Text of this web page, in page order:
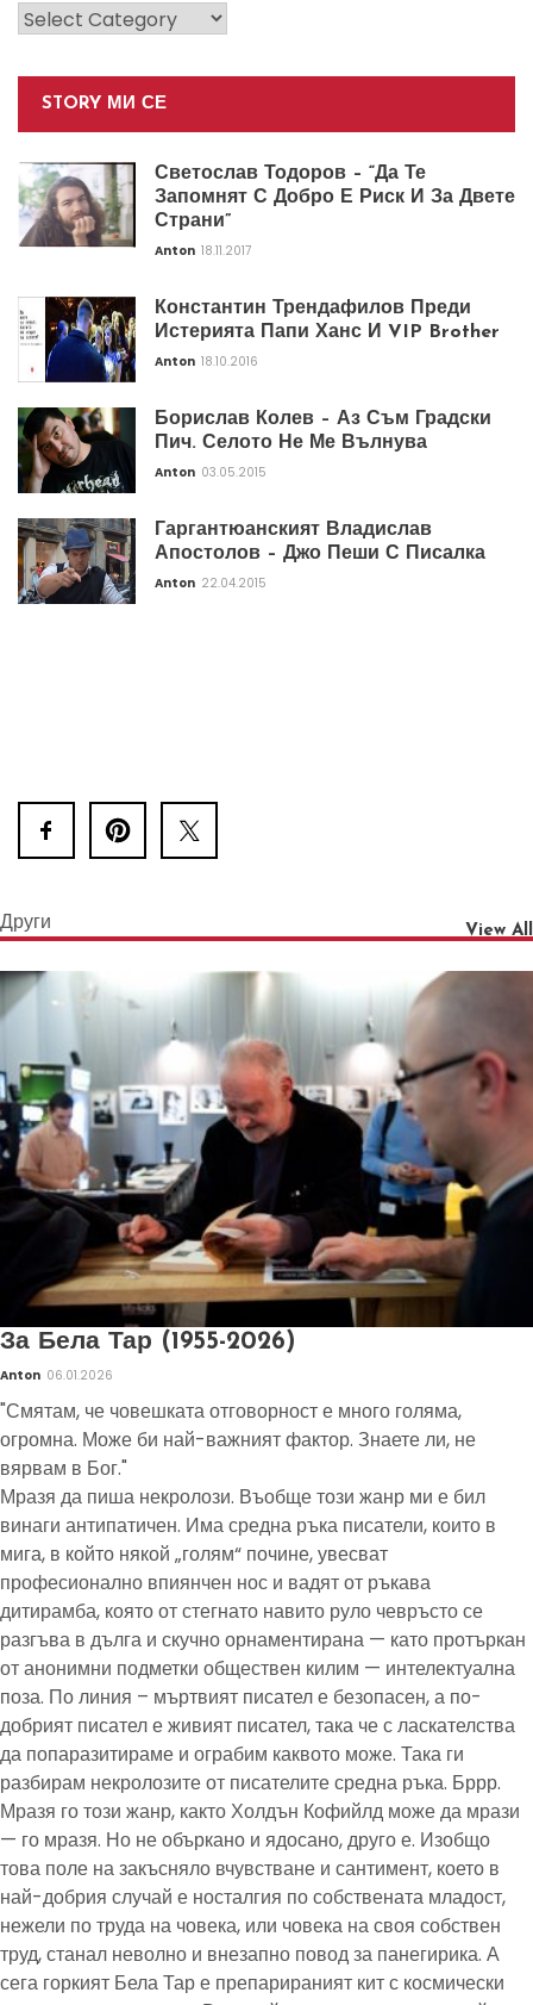
Категории
STORY МИ СЕ
Светослав Тодоров – “Да Те
Запомнят С Добро Е Риск И За Двете
Страни”
Anton 18.11.2017
Константин Трендафилов Преди
Истерията Папи Ханс И VIP Brother
Anton 18.10.2016
Борислав Колев – Аз Съм Градски
Пич. Селото Не Ме Вълнува
Anton 03.05.2015
Гаргантюанският Владислав
Апостолов – Джо Пеши С Писалка
Anton 22.04.2015
Други View All
За Бела Тар (1955-2026)
Anton 06.01.2026
"Смятам, че човешката отговорност е много голяма,
огромна. Може би най-важният фактор. Знаете ли, не
вярвам в Бог."
Мразя да пиша некролози. Въобще този жанр ми е бил
винаги антипатичен. Има средна ръка писатели, които в
мига, в който някой „голям“ почине, увесват
професионално впиянчен нос и вадят от ръкава
дитирамба, която от стегнато навито руло чевръсто се
разгъва в дълга и скучно орнаментирана — като протъркан
от анонимни подметки обществен килим — интелектуална
поза. По линия – мъртвият писател е безопасен, а по-
добрият писател е живият писател, така че с ласкателства
да попаразитираме и ограбим каквото може. Така ги
разбирам некролозите от писателите средна ръка. Бррр.
Мразя го този жанр, както Холдън Кофийлд може да мрази
— го мразя. Но не объркано и ядосано, друго е. Изобщо
това поле на закъсняло вчувстване и сантимент, което в
най-добрия случай е носталгия по собствената младост,
нежели по труда на човека, или човека на своя собствен
труд, станал неволно и внезапно повод за панегирика. А
сега горкият Бела Тар е препарираният кит с космически